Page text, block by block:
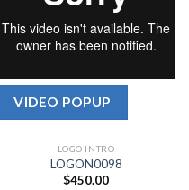
VIDEO POPUP
LOGO INTRO
LOGON0098
$450.00